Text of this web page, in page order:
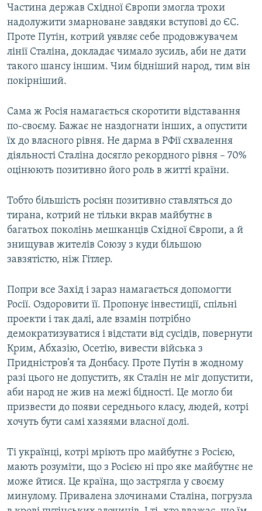
Частина держав Східної Європи змогла трохи
надолужити змарноване завдяки вступові до ЄС.
Проте Путін, котрий уявляє себе продовжувачем
лінії Сталіна, докладає чимало зусиль, аби не дати
такого шансу іншим. Чим бідніший народ, тим він
покірніший.
Сама ж Росія намагається скоротити відставання
по-своєму. Бажає не наздогнати інших, а опустити
їх до власного рівня. Не дарма в РФії схвалення
діяльності Сталіна досягло рекордного рівня – 70%
оцінюють позитивно його роль в житті країни.
Тобто більшість росіян позитивно ставляться до
тирана, котрий не тільки вкрав майбутнє в
багатьох поколінь мешканців Східної Європи, а й
знищував жителів Союзу з куди більшою
завзятістю, ніж Гітлер.
Попри все Захід і зараз намагається допомогти
Росії. Оздоровити її. Пропонує інвестиції, спільні
проекти і так далі, але взамін потрібно
демократизуватися і відстати від сусідів, повернути
Крим, Абхазію, Осетію, вивести війська з
Придністров’я та Донбасу. Проте Путін в жодному
разі цього не допустить, як Сталін не міг допустити,
аби народ не жив на межі бідності. Це могло би
призвести до появи середнього класу, людей, котрі
хочуть бути самі хазяями власної долі.
Ті українці, котрі мріють про майбутнє з Росією,
мають розуміти, що з Росією ні про яке майбутнє не
може йтися. Це країна, що застрягла у своєму
минулому. Привалена злочинами Сталіна, погрузла